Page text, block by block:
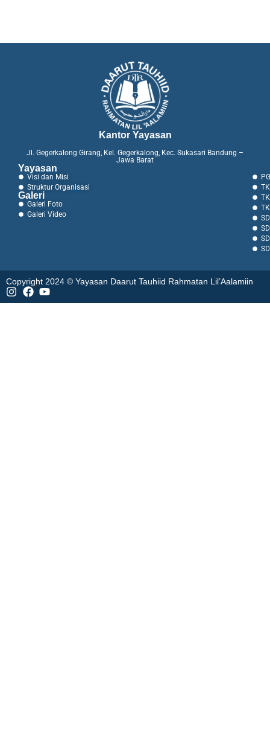
Kantor Yayasan
Jl. Gegerkalong Girang, Kel. Gegerkalong, Kec. Sukasari Bandung –
Jawa Barat
Yayasan
Visi dan Misi
Struktur Organisasi
Galeri
Galeri Foto
Galeri Video
Copyright 2024 © Yayasan Daarut Tauhiid Rahmatan Lil’Aalamiin